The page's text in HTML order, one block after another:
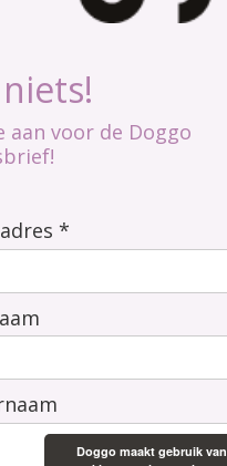
aan voor de Doggo
*
Doggo maakt gebruik van